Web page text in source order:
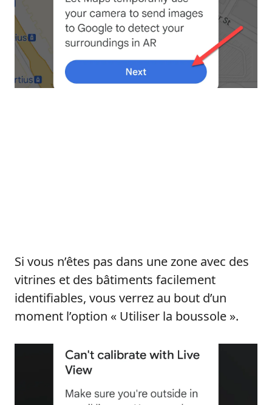
Si vous n’êtes pas dans une zone avec des
vitrines et des bâtiments facilement
identifiables, vous verrez au bout d’un
moment l’option « Utiliser la boussole ».